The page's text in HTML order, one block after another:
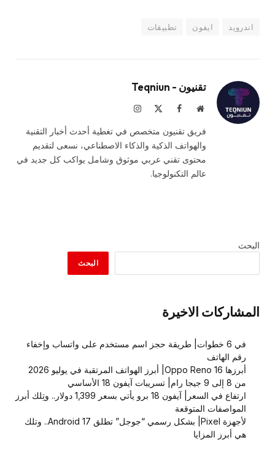
اندرويد ايفون تطبيقات
تقنيون - Teqniun
موقعفيسبوك الانستغرام
فريق تقنيون متخصص في تغطية أحدث أخبار التقنية
والهواتف الذكية والذكاء الاصطناعي، نسعى لتقديم
محتوى تقني عربي موثوق وشامل يواكب كل جديد في
عالم التكنولوجيا.
البحث
البحث
المشاركات الاخيرة
في 6 خطوات| طريقة حجز اسم مستخدم على واتساب وإخفاء
رقم الهاتف
أبرزها Oppo Reno 16| أبرز الهواتف المرتقبة في يوليو 2026
من 8 إلى 9 جيجا رام| تسريبات آيفون 18 الأساسي
ارتفاع في السعر| آيفون 18 برو يأتي بسعر 1,399 دولار.. وتِلك أبرز
المواصفات المتوقعة
لأجهزة Pixel| بشكل رسمي “جوجل” تطلق Android 17.. وتلك
هي أبرز المزايا